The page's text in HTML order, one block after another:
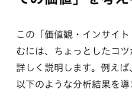
この「価値観・インサイ
むには、ちょっとしたコ
詳しく説明します。例えば
以下のような分析結果を導